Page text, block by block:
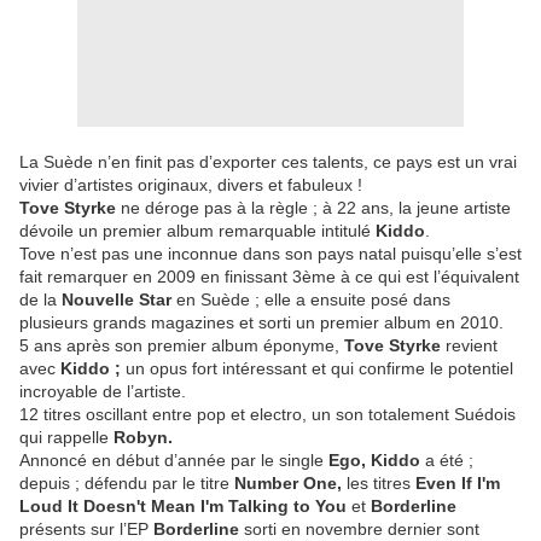
La Suède n’en finit pas d’exporter ces talents, ce pays est un vrai
vivier d’artistes originaux, divers et fabuleux !
Tove Styrke ne déroge pas à la règle ; à 22 ans, la jeune artiste
dévoile un premier album remarquable intitulé Kiddo
Tove n’est pas une inconnue dans son pays natal puisqu’elle s’est
fait remarquer en 2009 en finissant 3ème à ce qui est l’équivalent
de la Nouvelle Staren Suède ; elle a ensuite posé dans
plusieurs grands magazines et sorti un premier album en 2010.
5 ans après son premier album éponyme, Tove Styrke revient
avec Kiddo ; un opus fort intéressant et qui confirme le potentiel
incroyable de l’artiste.
12 titres oscillant entre pop et electro, un son totalement Suédois
qui rappelle Robyn.
Annoncé en début d’année par le single Ego, Kiddo a été ;
depuis ; défendu par le titre Number One, les titres Even If I'm
Loud It Doesn't Mean I'm Talking to You et Borderline
présents sur l’EP Borderline sorti en novembre dernier sont